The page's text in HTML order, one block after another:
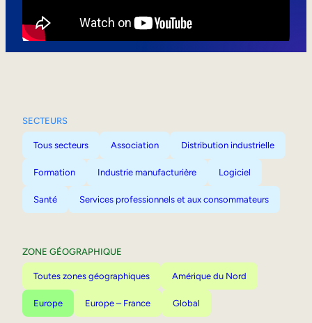
SECTEURS
Tous secteurs Association Distribution industrielle
Formation Industrie manufacturière Logiciel
Santé Services professionnels et aux consommateurs
ZONE GÉOGRAPHIQUE
Toutes zones géographiques Amérique du Nord
Europe Europe – France Global